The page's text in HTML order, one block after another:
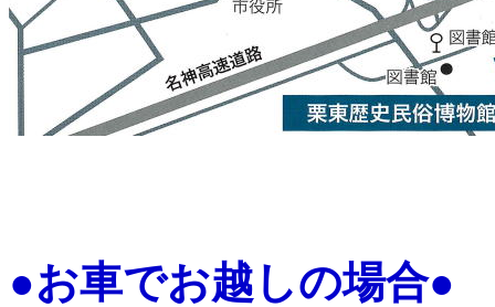
●お車でお越しの場合●